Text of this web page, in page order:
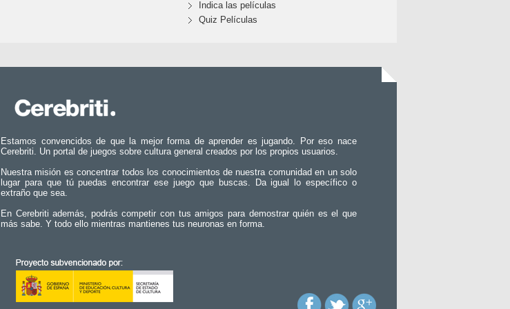
Indica las películas
Quiz Películas
Estamos convencidos de que la mejor forma de aprender es jugando. Por eso nace
Cerebriti. Un portal de juegos sobre cultura general creados por los propios usuarios.
Nuestra misión es concentrar todos los conocimientos de nuestra comunidad en un solo
lugar para que tú puedas encontrar ese juego que buscas. Da igual lo específico o
extraño que sea.
En Cerebriti además, podrás competir con tus amigos para demostrar quién es el que
más sabe. Y todo ello mientras mantienes tus neuronas en forma.